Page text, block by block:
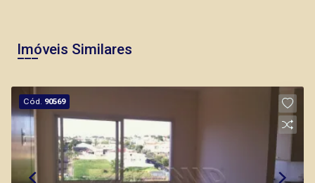
Imóveis Similares
Cód. 90569